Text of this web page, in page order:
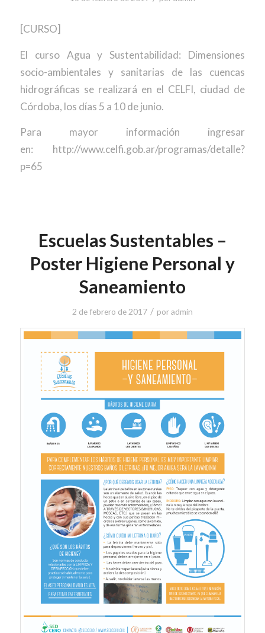
[CURSO]
El curso Agua y Sustentabilidad: Dimensiones
socio-ambientales y sanitarias de las cuencas
hidrográficas se realizará en el CELFI, ciudad de
Córdoba, los días 5 a 10 de junio.
Para mayor información ingresar
en: http://www.celfi.gob.ar/programas/detalle?
p=65
Escuelas Sustentables –
Poster Higiene Personal y
Saneamiento
2 de febrero de 2017 / poradmin